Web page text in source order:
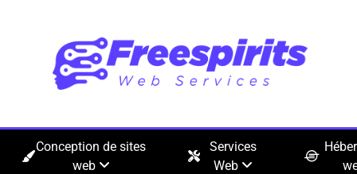
Conception de sites
web
Services
Web